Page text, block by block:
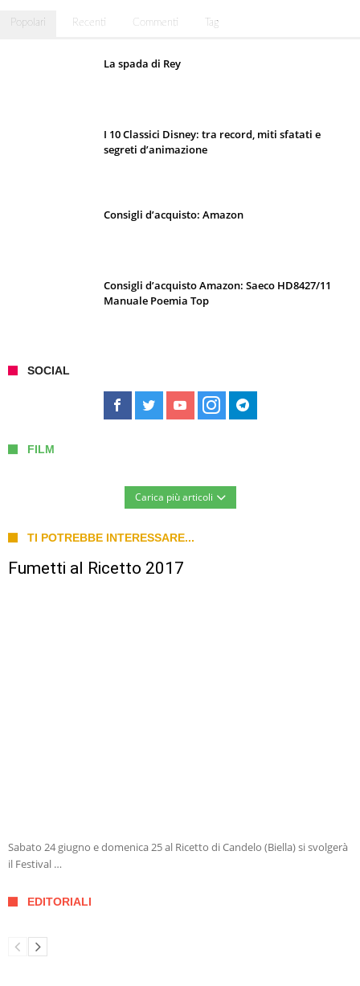
Popolari Recenti Commenti Tag
La spada di Rey
I 10 Classici Disney: tra record, miti sfatati e
segreti d’animazione
Consigli d’acquisto: Amazon
Consigli d’acquisto Amazon: Saeco HD8427/11
Manuale Poemia Top
SOCIAL
FILM
Carica più articoli
TI POTREBBE INTERESSARE...
Fumetti al Ricetto 2017
Sabato 24 giugno e domenica 25 al Ricetto di Candelo (Biella) si svolgerà
il Festival …
EDITORIALI